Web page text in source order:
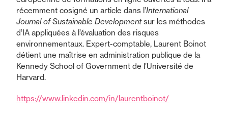
récemment cosigné un article dans l’International
Journal of Sustainable Developmentsur les méthodes
d’IA appliquées à l’évaluation des risques
environnementaux. Expert-comptable, Laurent Boinot
détient une maîtrise en administration publique de la
Kennedy School of Government de l’Université de
Harvard.
https://www.linkedin.com/in/laurentboinot/